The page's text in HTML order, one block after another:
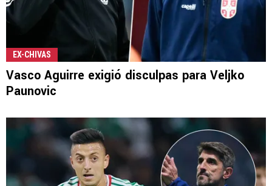
EX-CHIVAS
Vasco Aguirre exigió disculpas para Veljko
Paunovic